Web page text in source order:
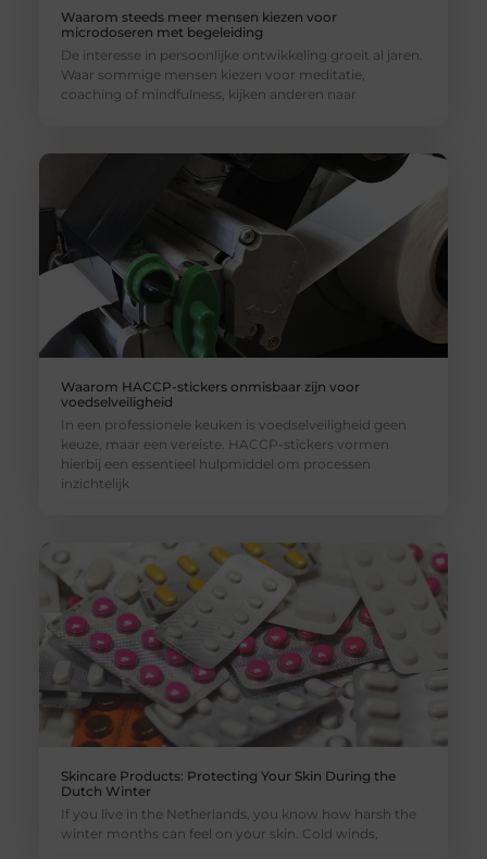
Waarom steeds meer mensen kiezen voor
microdoseren met begeleiding
De interesse in persoonlijke ontwikkeling groeit al jaren.
Waar sommige mensen kiezen voor meditatie,
coaching of mindfulness, kijken anderen naar
Waarom HACCP-stickers onmisbaar zijn voor
voedselveiligheid
In een professionele keuken is voedselveiligheid geen
keuze, maar een vereiste. HACCP-stickers vormen
hierbij een essentieel hulpmiddel om processen
inzichtelijk
Skincare Products: Protecting Your Skin During the
Dutch Winter
If you live in the Netherlands, you know how harsh the
winter months can feel on your skin. Cold winds,